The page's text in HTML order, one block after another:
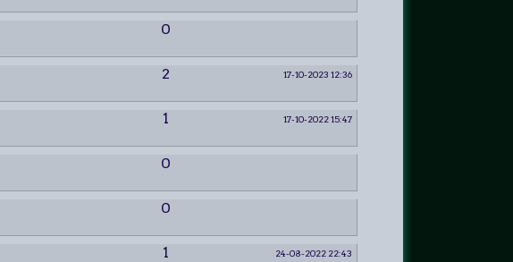
0
2
17-10-2023 12:36
1
17-10-2022 15:47
0
0
1
24-08-2022 22:43